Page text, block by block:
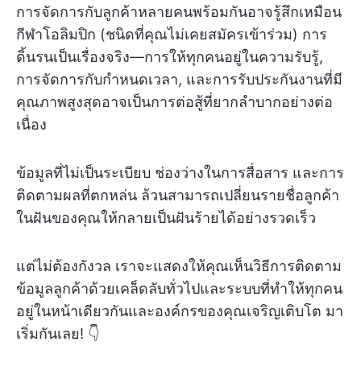
การจัดการกับลูกค้าหลายคนพร้อมกันอาจรู้สึกเหมือน
กีฬาโอลิมปิก (ชนิดที่คุณไม่เคยสมัครเข้าร่วม) การ
ดิ้นรนเป็นเรื่องจริง—การให้ทุกคนอยู่ในความรับรู้,
การจัดการกับกำหนดเวลา, และการรับประกันงานที่มี
คุณภาพสูงสุดอาจเป็นการต่อสู้ที่ยากลำบากอย่างต่อ
เนื่อง
ข้อมูลที่ไม่เป็นระเบียบ ช่องว่างในการสื่อสาร และการ
ติดตามผลที่ตกหล่น ล้วนสามารถเปลี่ยนรายชื่อลูกค้า
ในฝันของคุณให้กลายเป็นฝันร้ายได้อย่างรวดเร็ว
แต่ไม่ต้องกังวล เราจะแสดงให้คุณเห็นวิธีการติดตาม
ข้อมูลลูกค้าด้วยเคล็ดลับทั่วไปและระบบที่ทำให้ทุกคน
อยู่ในหน้าเดียวกันและองค์กรของคุณเจริญเติบโต มา
เริ่มกันเลย! 👇